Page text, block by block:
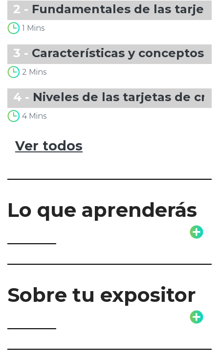
2 - Fundamentales de las
1 Mins
3 - Características y conceptos
2 Mins
4 - Niveles de las tarjetas de
4 Mins
Ver todos
Lo que aprenderás
Sobre tu expositor